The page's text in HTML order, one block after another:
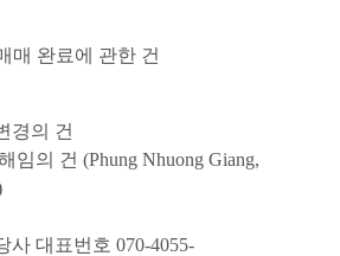
매 완료에 관한 건
경의 건
임의 건 (Phung Nhuong Giang,
사 대표번호 070-4055-